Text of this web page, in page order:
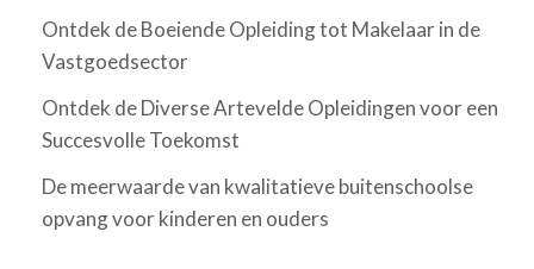
Ontdek de Boeiende Opleiding tot Makelaar in de
Vastgoedsector
Ontdek de Diverse Artevelde Opleidingen voor een
Succesvolle Toekomst
De meerwaarde van kwalitatieve buitenschoolse
opvang voor kinderen en ouders